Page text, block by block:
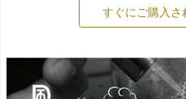
すぐにご購入さ